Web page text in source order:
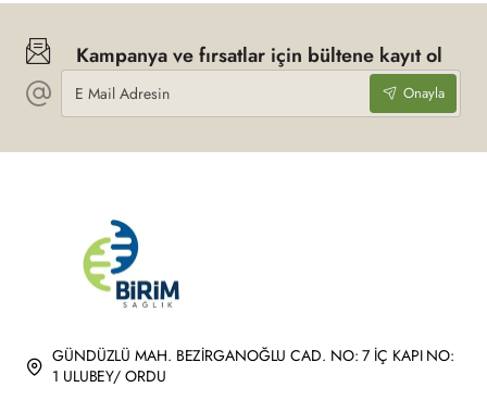
Kampanya ve fırsatlar için bültene kayıt ol
E
Mail
Adresin
Onayla
GÜNDÜZLÜ MAH. BEZİRGANOĞLU CAD. NO: 7 İÇ KAPI NO:
1 ULUBEY/ ORDU